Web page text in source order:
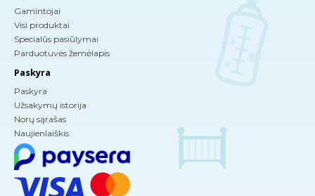
Gamintojai
Visi produktai
Specialūs pasiūlymai
Parduotuvės žemėlapis
Paskyra
Paskyra
Užsakymų istorija
Norų sąrašas
Naujienlaiškis